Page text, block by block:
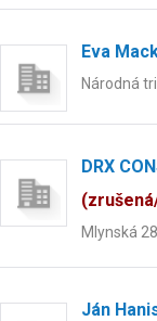
Eva
Národná
DRX
Mlynská
Ján